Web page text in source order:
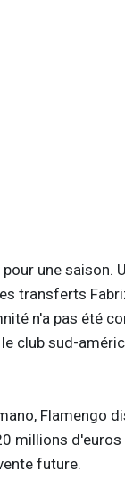
une saison.
transferts
n'a pas été
club sud-
Flamengo
millions d'euros
future.